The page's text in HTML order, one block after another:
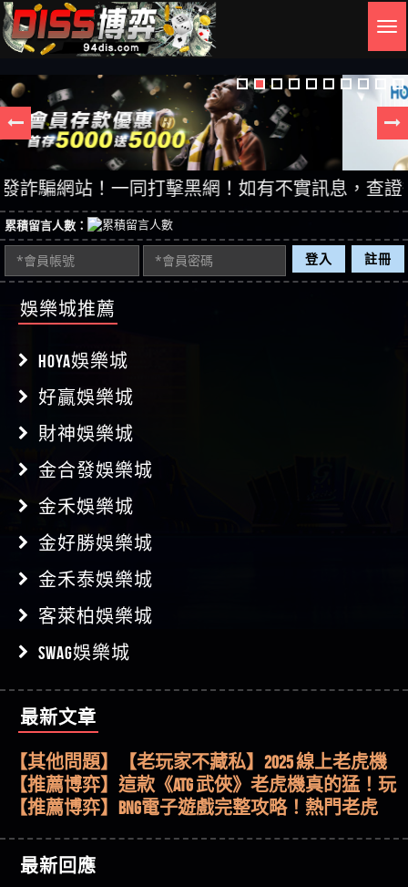
站！一同打擊黑網！如有不實訊息，查證後立即
累積留言人數：
登入 註冊
娛樂城推薦
HOYA娛樂城
好贏娛樂城
財神娛樂城
金合發娛樂城
金禾娛樂城
金好勝娛樂城
金禾泰娛樂城
客萊柏娛樂城
SWAG娛樂城
最新文章
【其他問題】用理性數據指路，開啟你的高回報
娛樂之旅
【其他問題】【老玩家不藏私】2025 線上老虎機
這樣挑！RTP、波動率和平台安全的全攻略！
【推薦博弈】這款《ATG 武俠》老虎機真的猛！玩
過才知道什麼叫超過3萬種中獎方式！
【推薦博弈】BNG電子遊戲完整攻略！熱門老虎
51,000倍數玩法攻略，輕鬆稱霸老虎機！
【其他問題】「拆解力智投資詐騙套路緊急追討
賴zg369」力智投資是不是詐騙 力智投資是真的嗎
【其他問題】 【遇天盛商行詐騙追回資金賴
最新回應
【傑】推代理真的好相處